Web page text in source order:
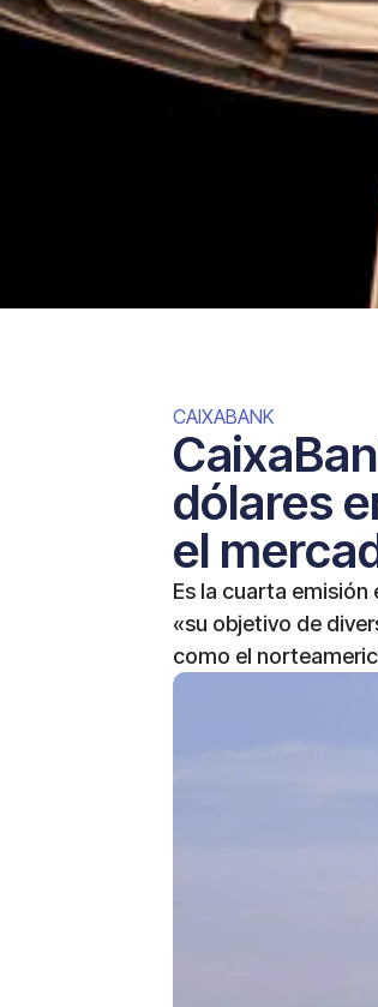
CAIXABANK
dólares
el
Es la cuarta
«su objetivo de
como el